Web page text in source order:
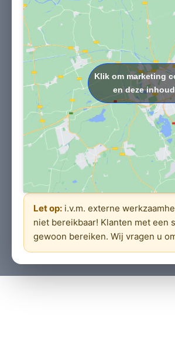
Klik om marketing
en deze
Let op: i.v.m. externe
niet bereikbaar! Klanten met een
gewoon bereiken. Wij vragen u